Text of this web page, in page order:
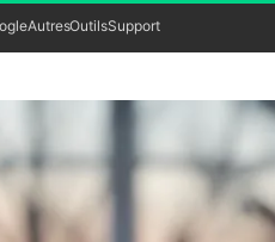
AutresOutilsSupport